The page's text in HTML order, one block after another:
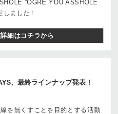
“OGRE YOU ASSHOLE
ました！
細はコチラから
、最終ラインナップ発表！
を無くすことを目的とする活動